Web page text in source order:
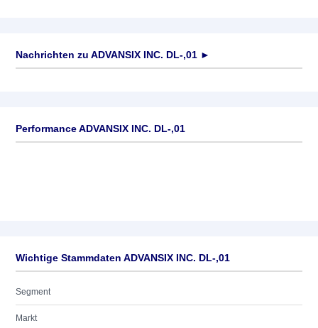
Nachrichten zu ADVANSIX INC. DL-,01 ►
Performance ADVANSIX INC. DL-,01
Wichtige Stammdaten ADVANSIX INC. DL-,01
Segment
Markt